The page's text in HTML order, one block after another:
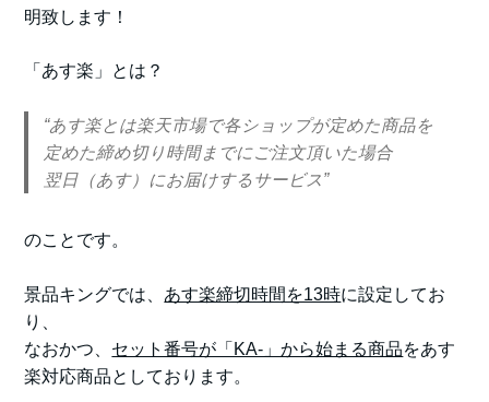
明致します！
「あす楽」とは？
“あす楽とは楽天市場で各ショップが定めた商品を
定めた締め切り時間までにご注文頂いた場合
翌日（あす）にお届けするサービス”
のことです。
景品キングでは、 あす楽締切時間を13時に設定してお
り、
なおかつ、 セット番号が「KA-」から始まる商品をあす
楽対応商品としております。